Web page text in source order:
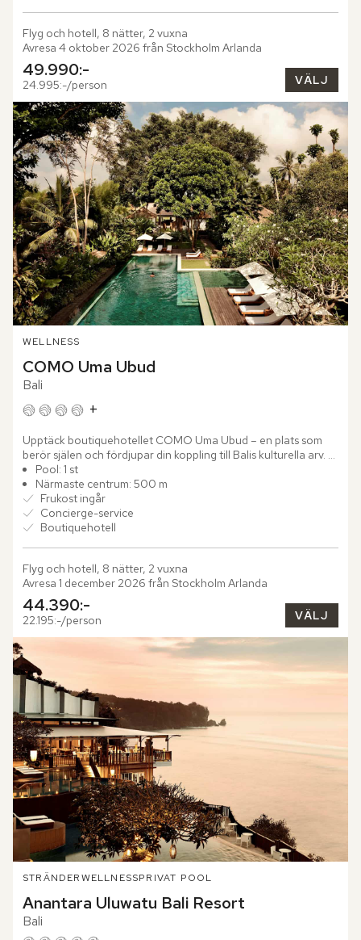
Flyg och hotell, 8 nätter, 2 vuxna
Avresa 4 oktober 2026 från Stockholm Arlanda
49.990:-
24.995:-/person VÄLJ
WELLNESS
COMO Uma Ubud
Bali
+
Upptäck boutiquehotellet COMO Uma Ubud – en plats som
berör själen och fördjupar din koppling till Balis kulturella arv.
Högt beläget bland kokospalmer och mäktiga banyanträd...
Pool: 1 st
Närmaste centrum: 500 m
Frukost ingår
Concierge-service
Boutiquehotell
Flyg och hotell, 8 nätter, 2 vuxna
Avresa 1 december 2026 från Stockholm Arlanda
44.390:-
22.195:-/person VÄLJ
STRÄNDERWELLNESSPRIVAT POOL
Anantara Uluwatu Bali Resort
Bali